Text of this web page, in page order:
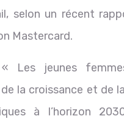
selon un récent
Mastercard.
Les jeunes
la croissance et de
à l’horizon